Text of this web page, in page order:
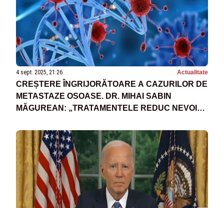
4 sept. 2025, 21:26 Actualitate
CREȘTERE ÎNGRIJORĂTOARE A CAZURILOR DE
METASTAZE OSOASE. DR. MIHAI SABIN
MĂGUREAN: „TRATAMENTELE REDUC NEVOIA